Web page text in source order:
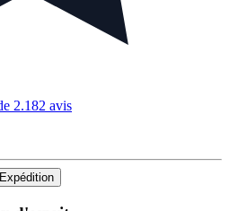
2.182 avis
Expédition